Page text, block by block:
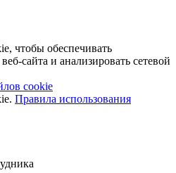
чтобы обеспечивать
сайта и анализировать сетевой
cookie
Правила использования